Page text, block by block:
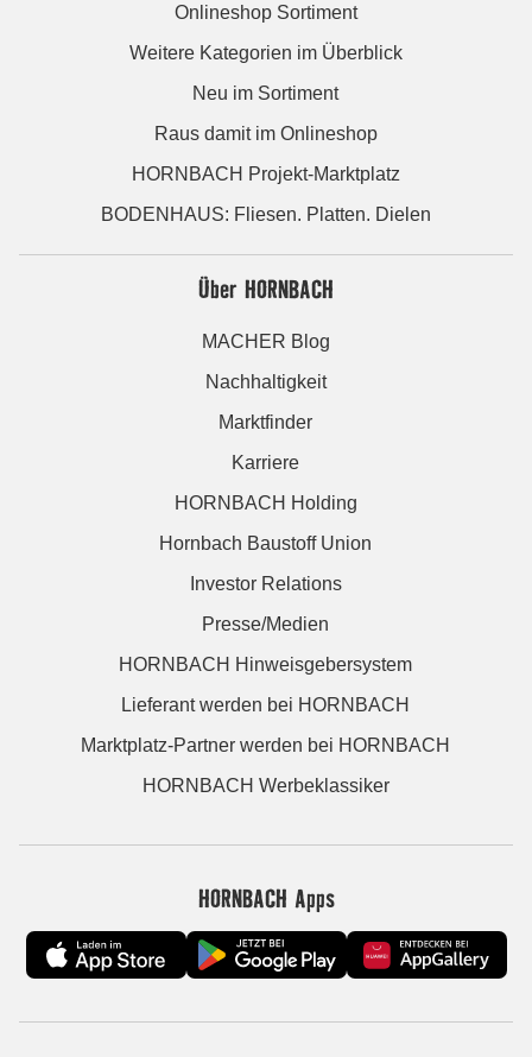
Onlineshop Sortiment
Weitere Kategorien im Überblick
Neu im Sortiment
Raus damit im Onlineshop
HORNBACH Projekt-Marktplatz
BODENHAUS: Fliesen. Platten. Dielen
Über HORNBACH
MACHER Blog
Nachhaltigkeit
Marktfinder
Karriere
HORNBACH Holding
Hornbach Baustoff Union
Investor Relations
Presse/Medien
HORNBACH Hinweisgebersystem
Lieferant werden bei HORNBACH
Marktplatz-Partner werden bei HORNBACH
HORNBACH Werbeklassiker
HORNBACH Apps